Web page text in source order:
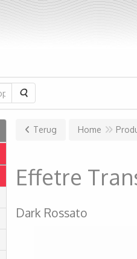
Zoeken
Terug Home
Effetre
Dark Rossato